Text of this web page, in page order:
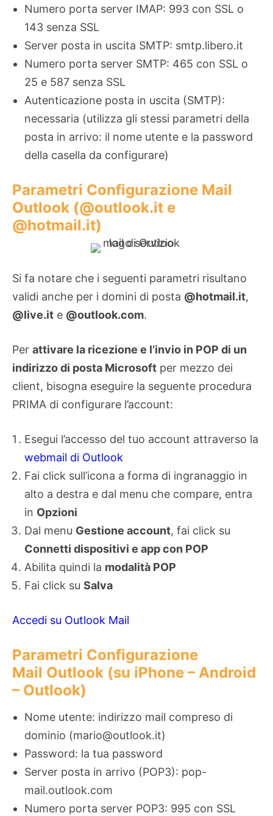
Numero porta server IMAP: 993 con SSL o
143 senza SSL
Server posta in uscita SMTP: smtp.libero.it
Numero porta server SMTP: 465 con SSL o
25 e 587 senza SSL
Autenticazione posta in uscita (SMTP):
necessaria (utilizza gli stessi parametri della
posta in arrivo: il nome utente e la password
della casella da configurare)
Parametri Configurazione Mail
Outlook (@outlook.it e
@hotmail.it)
Si fa notare che i seguenti parametri risultano
validi anche per i domini di posta @hotmail.it,
@live.it e @outlook.com.
Per attivare la ricezione e l’invio in POP di un
indirizzo di posta Microsoft per mezzo dei
client, bisogna eseguire la seguente procedura
PRIMA di configurare l’account:
Esegui l’accesso del tuo account attraverso la
webmail di Outlook
Fai click sull’icona a forma di ingranaggio in
alto a destra e dal menu che compare, entra
in Opzioni
Dal menu Gestione account, fai click su
Connetti dispositivi e app con POP
Abilita quindi la modalità POP
Fai click su Salva
Accedi su Outlook Mail
Parametri Configurazione
Mail Outlook (su iPhone – Android
– Outlook)
Nome utente: indirizzo mail compreso di
dominio (mario@outlook.it)
Password: la tua password
Server posta in arrivo (POP3): pop-
mail.outlook.com
Numero porta server POP3: 995 con SSL